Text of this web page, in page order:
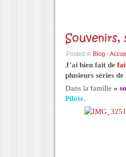
Posted in Blog -
J’ai bien fait de
plusieurs séries
Dans la famille «
Pilote.